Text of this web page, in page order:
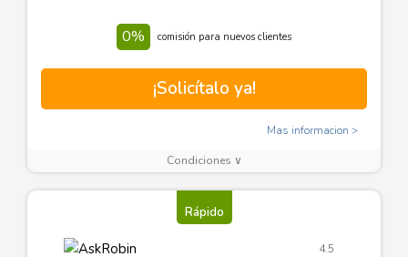
0% comisión para nuevos clientes
¡Solicítalo ya!
Mas informacion
Condiciones ∨
Rápido
4.5